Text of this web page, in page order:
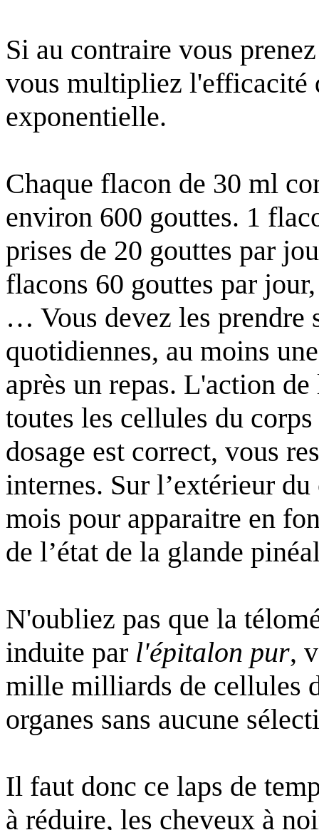
Si au contraire vous
vous multipliez l'efficacité
exponentielle.
Chaque flacon de 30 ml
environ 600 gouttes. 1
prises de 20 gouttes par
flacons 60 gouttes par
… Vous devez les prendre
quotidiennes, au moins
après un repas. L'action
toutes les cellules du
dosage est correct, vous
internes. Sur l’extérieur
mois pour apparaitre en
de l’état de la glande
N'oubliez pas que la
induite par l'épitalon pur,
mille milliards de cellules
organes sans aucune
Il faut donc ce laps de
à réduire, les cheveux à